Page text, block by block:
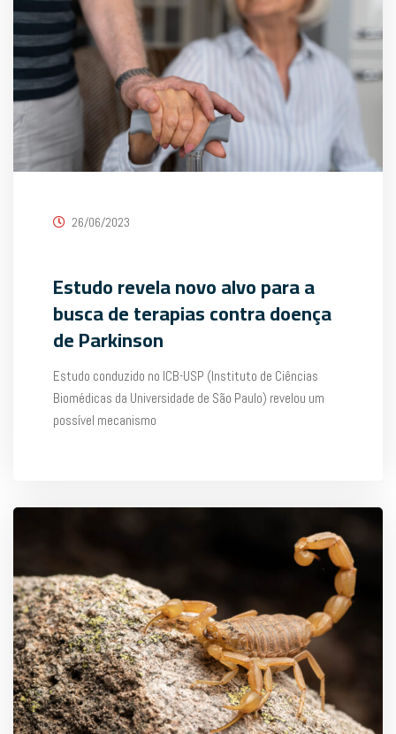
26/06/2023
Estudo revela novo alvo para a
busca de terapias contra doença
de Parkinson
Estudo conduzido no ICB-USP (Instituto de Ciências
Biomédicas da Universidade de São Paulo) revelou um
possível mecanismo